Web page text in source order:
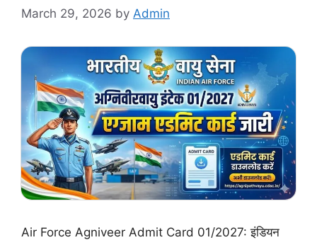
March 29, 2026 by Admin
Air Force Agniveer Admit Card 01/2027: इंडियन